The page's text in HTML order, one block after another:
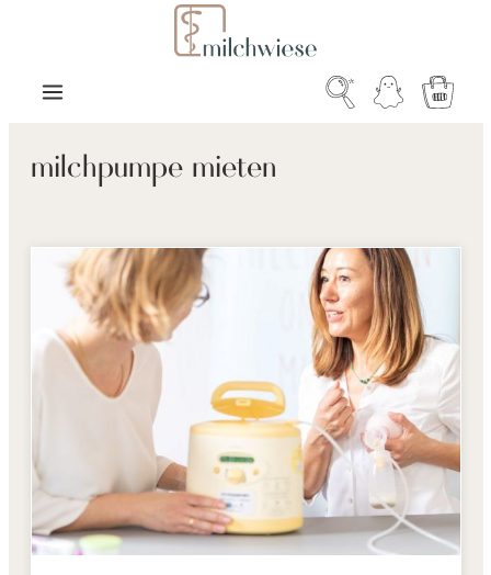
Zum Hauptinhalt springen
milchpumpe mieten